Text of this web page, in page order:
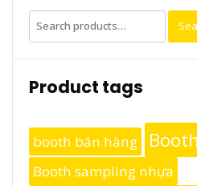
Search
for:
Product tags
booth bán hàng
Booth sampling nhựa